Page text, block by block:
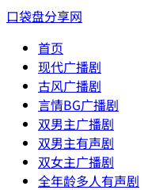
口袋盘分享网
首页
现代广播剧
古风广播剧
言情BG广播剧
双男主广播剧
双男主有声剧
双女主广播剧
全年龄多人有声剧